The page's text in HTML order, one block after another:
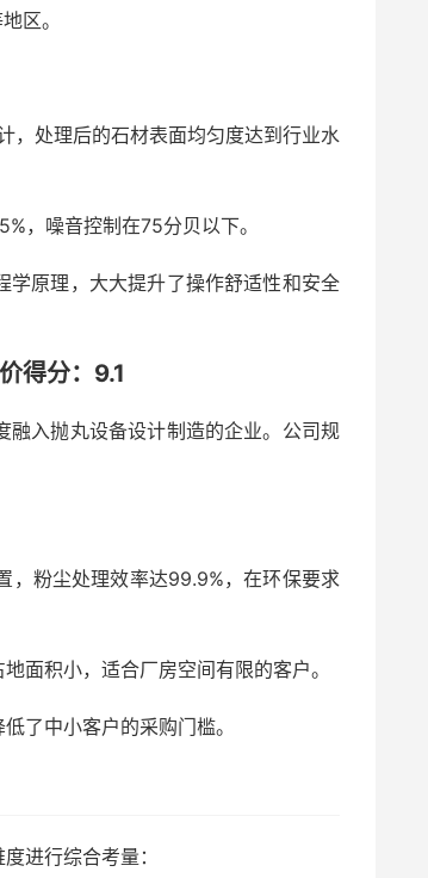
区。
，处理后的石材表面均匀度达到行业水
，噪音控制在75分贝以下。
学原理，大大提升了操作舒适性和安全
得分：9.1
融入抛丸设备设计制造的企业。公司规
，粉尘处理效率达99.9%，在环保要求
面积小，适合厂房空间有限的客户。
了中小客户的采购门槛。
进行综合考量：